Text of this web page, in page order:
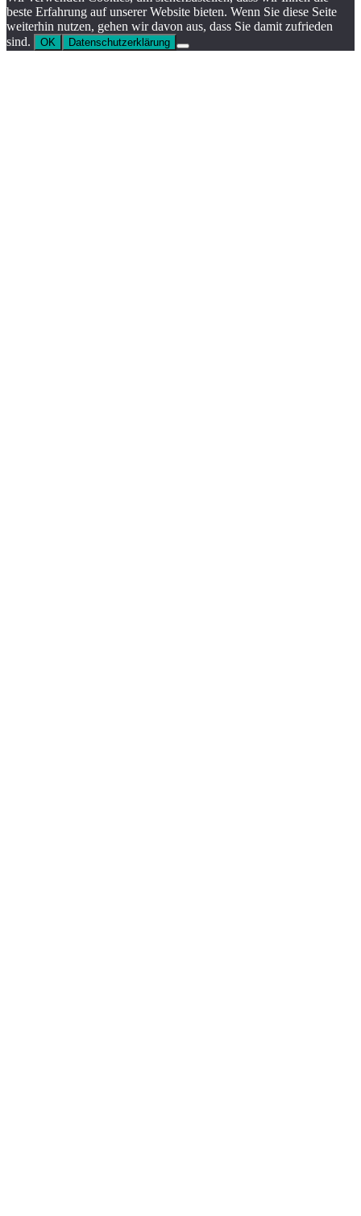
beste Erfahrung auf unserer Website bieten. Wenn Sie diese Seite
weiterhin nutzen, gehen wir davon aus, dass Sie damit zufrieden
sind.
OK Datenschutzerklärung